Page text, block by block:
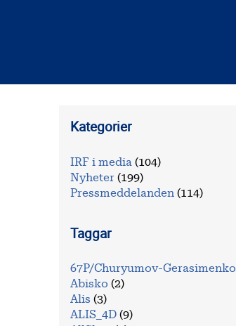
Kategorier
IRF i media (104)
Nyheter (199)
Pressmeddelanden (114)
Taggar
67P/Churyumov-Gerasimenko
Abisko (2)
Alis (3)
ALIS_4D (9)